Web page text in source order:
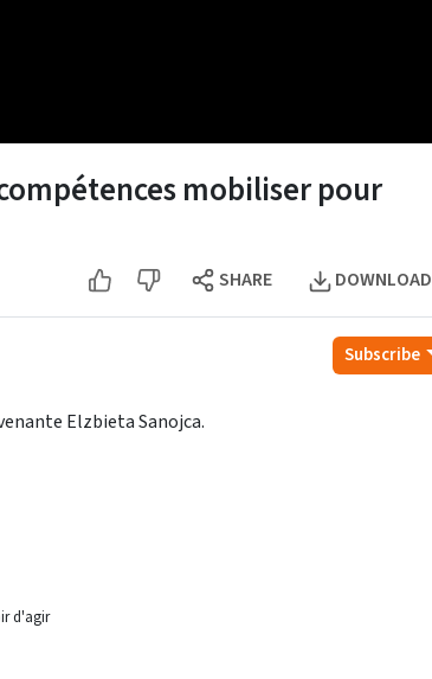
mobiliser pour
SHARE DOWNLOAD
Subscribe
Elzbieta Sanojca.
d'agir